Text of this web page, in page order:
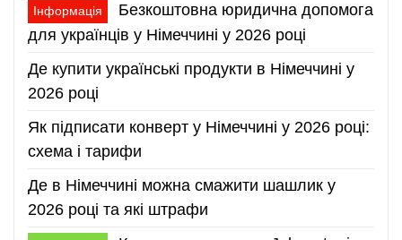
Інформація
Безкоштовна юридична допомога
для українців у Німеччині у 2026 році
Де купити українські продукти в Німеччині у
2026 році
Як підписати конверт у Німеччині у 2026 році:
схема і тарифи
Де в Німеччині можна смажити шашлик у
2026 році та які штрафи